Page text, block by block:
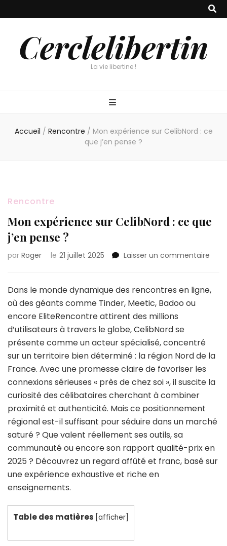
Cerclelibertin
La vie libertine !
Accueil / Rencontre / Mon expérience sur CelibNord : ce
que j’en pense ?
Rencontre
Mon expérience sur CelibNord : ce que
j’en pense ?
par Roger le 21 juillet 2025 Laisser un commentaire
?
Dans le monde dynamique des rencontres en ligne,
où des géants comme Tinder, Meetic, Badoo ou
encore EliteRencontre attirent des millions
d’utilisateurs à travers le globe, CelibNord se
présente comme un acteur spécialisé, concentré
sur un territoire bien déterminé : la région Nord de la
France. Avec une promesse claire de favoriser les
connexions sérieuses « près de chez soi », il suscite la
curiosité des célibataires cherchant à combiner
proximité et authenticité. Mais ce positionnement
régional est-il suffisant pour séduire dans un marché
saturé ? Que valent réellement ses outils, sa
communauté ou encore son rapport qualité-prix en
2025 ? Découvrez un regard affûté et franc, basé sur
une expérience exhaustive et riche en
enseignements.
Table des matières [afficher]